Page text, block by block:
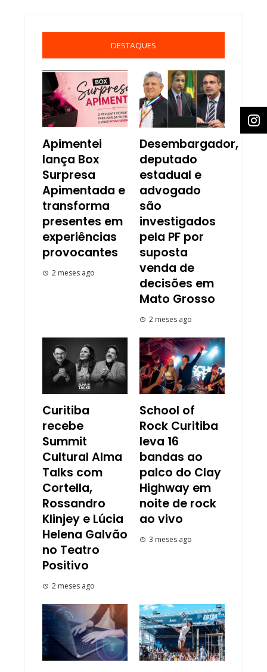
DESTAQUES
Apimentei
lança Box
Surpresa
Apimentada e
transforma
presentes em
experiências
provocantes
2 meses ago
Desembargador,
deputado
estadual e
advogado
são
investigados
pela PF por
suposta
venda de
decisões em
Mato Grosso
2 meses ago
Curitiba
recebe
Summit
Cultural Alma
Talks com
Cortella,
Rossandro
Klinjey e Lúcia
Helena Galvão
no Teatro
Positivo
2 meses ago
School of
Rock Curitiba
leva 16
bandas ao
palco do Clay
Highway em
noite de rock
ao vivo
3 meses ago